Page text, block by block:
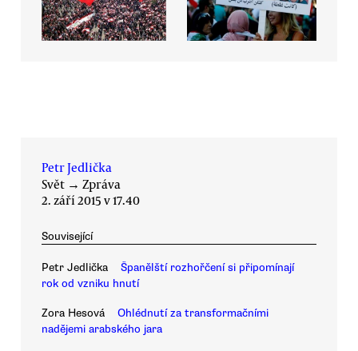
Petr Jedlička
Svět → Zpráva
2. září 2015 v 17.40
Související
Petr Jedlička
Španělští rozhořčení si připomínají
rok od vzniku hnutí
Zora Hesová
Ohlédnutí za transformačními
nadějemi arabského jara